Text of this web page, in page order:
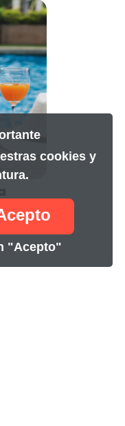
Maloka Hotel
cookies y
"Acepto"